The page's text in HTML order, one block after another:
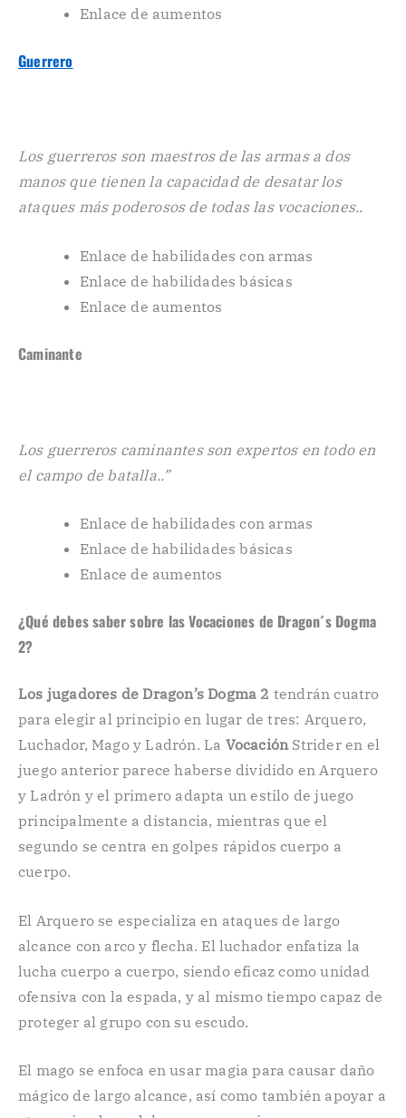
Enlace de aumentos
Guerrero
Los guerreros son maestros de las armas a dos
manos que tienen la capacidad de desatar los
ataques más poderosos de todas las vocaciones..
Enlace de habilidades con armas
Enlace de habilidades básicas
Enlace de aumentos
Caminante
Los guerreros caminantes son expertos en todo en
el campo de batalla..”
Enlace de habilidades con armas
Enlace de habilidades básicas
Enlace de aumentos
¿Qué debes saber sobre las Vocaciones de Dragon´s Dogma
2?
Los jugadores de Dragon’s Dogma 2 tendrán cuatro
para elegir al principio en lugar de tres: Arquero,
Luchador, Mago y Ladrón. La VocaciónStrider en el
juego anterior parece haberse dividido en Arquero
y Ladrón y el primero adapta un estilo de juego
principalmente a distancia, mientras que el
segundo se centra en golpes rápidos cuerpo a
cuerpo.
El Arquero se especializa en ataques de largo
alcance con arco y flecha. El luchador enfatiza la
lucha cuerpo a cuerpo, siendo eficaz como unidad
ofensiva con la espada, y al mismo tiempo capaz de
proteger al grupo con su escudo.
El mago se enfoca en usar magia para causar daño
mágico de largo alcance, así como también apoyar a